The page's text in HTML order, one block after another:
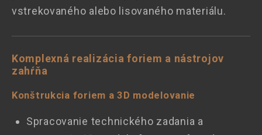
vstrekovaného alebo lisovaného materiálu.
Komplexná realizácia foriem a nástrojov
zahŕňa
Konštrukcia foriem a 3D modelovanie
Spracovanie technického zadania a